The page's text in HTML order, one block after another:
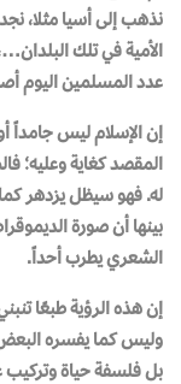
نذهب إلى أسيا مثلا،
الأمية في تلك
عدد المسلمين اليوم أصبح يفوق 10 ملايين
إن الإسلام ليس جامداً
المقصد كغاية وعليه؛
له. فهو سيظل يزدهر
بينها أن صورة
الشعري يطرب أحداً.
إن هذه الرؤية طبعًا
وليس كما يفسره
بل فلسفة حياة وتركيب